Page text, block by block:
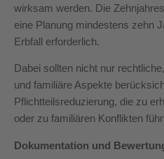
wirksam werden. Die
eine Planung mindestens zehn
Erbfall erforderlich.
Dabei sollten nicht nur
und familiäre Aspekte
Pflichtteilsreduzierung, die zu
oder zu familiären Konflikten
Dokumentation und